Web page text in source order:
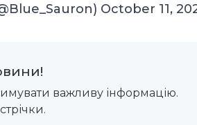
October 11,
важливу інформацію.